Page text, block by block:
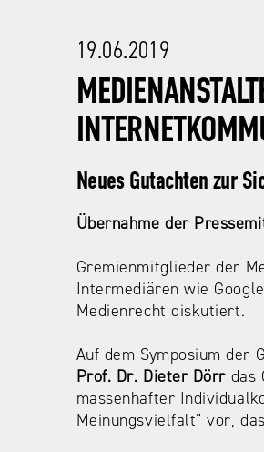
19.06.2019
Neues Gutachten zur
Übernahme der
Gremienmitglieder der
Intermediären wie
Medienrecht diskutiert.
Auf dem Symposium der
Prof. Dr. Dieter Dörr das
massenhafter
Meinungsvielfalt“ vor,